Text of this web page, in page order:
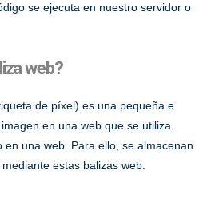
se ejecuta en nuestro servidor o
web?
de píxel) es una pequeña e
en una web que se utiliza
en una web. Para ello, se almacenan
estas balizas web.